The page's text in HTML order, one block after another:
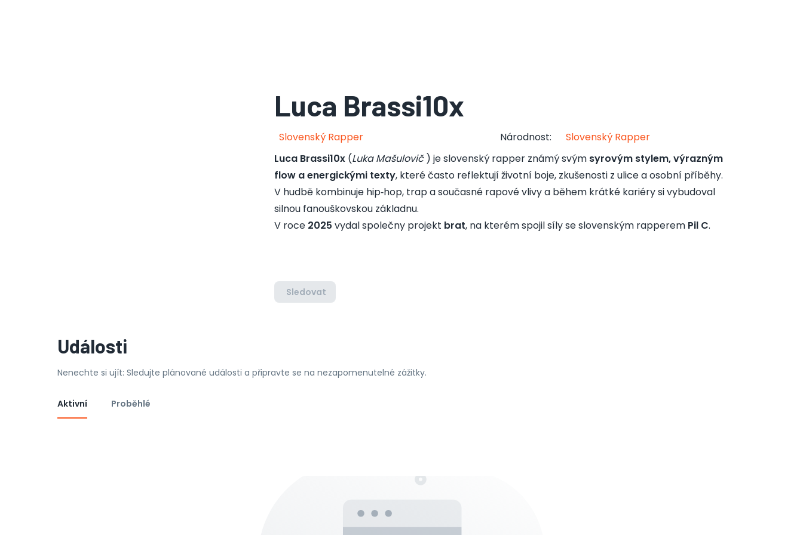
Luca Brassi10x
Slovenský Rapper Národnost:
Slovenský Rapper
Luca Brassi10x(Luka Mašulovič ) je slovenský rapper známý svým syrovým stylem, výrazným
flow a energickými texty, které často reflektují životní boje, zkušenosti z ulice a osobní příběhy.
V hudbě kombinuje hip‑hop, trap a současné rapové vlivy a během krátké kariéry si vybudoval
silnou fanouškovskou základnu.
V roce 2025 vydal společny projekt brat, na kterém spojil síly se slovenským rapperemPil C.
Sledovat
Události
Nenechte si ujít: Sledujte plánované události a připravte se na nezapomenutelné zážitky.
Aktivní Proběhlé